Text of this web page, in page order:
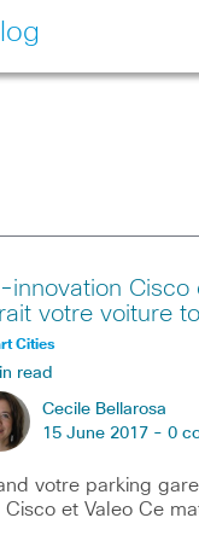
innovation Cisco
votre voiture
Cities
read
Cecile Bellarosa
15 June 2017 - 0
votre parking
Cisco et Valeo Ce